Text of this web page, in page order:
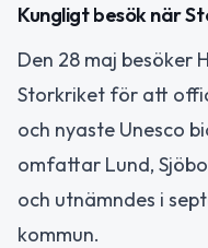
Kungligt besök när
Den 28 maj besöker
Storkriket för att
och nyaste Unesco
omfattar Lund,
och utnämndes i
kommun.